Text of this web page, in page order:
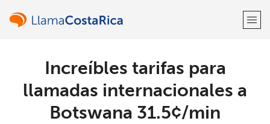
¡Bienvenido!
Increíbles tarifas para
llamadas internacionales a
Botswana ⁦31.5¢⁩/min